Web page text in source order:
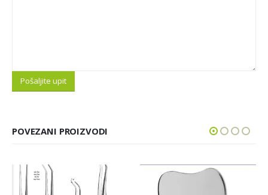
POVEZANI PROIZVODI